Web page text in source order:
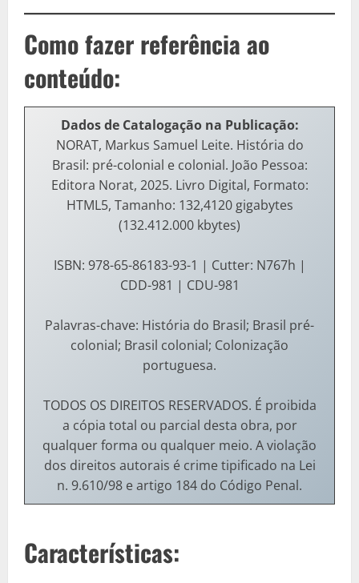
Como fazer referência ao
conteúdo:
Dados de Catalogação na Publicação:
NORAT, Markus Samuel Leite. História do
Brasil: pré-colonial e colonial. João Pessoa:
Editora Norat, 2025. Livro Digital, Formato:
HTML5, Tamanho: 132,4120 gigabytes
(132.412.000 kbytes)
ISBN: 978-65-86183-93-1 | Cutter: N767h |
CDD-981 | CDU-981
Palavras-chave: História do Brasil; Brasil pré-
colonial; Brasil colonial; Colonização
portuguesa.
TODOS OS DIREITOS RESERVADOS. É proibida
a cópia total ou parcial desta obra, por
qualquer forma ou qualquer meio. A violação
dos direitos autorais é crime tipificado na Lei
n. 9.610/98 e artigo 184 do Código Penal.
Características: